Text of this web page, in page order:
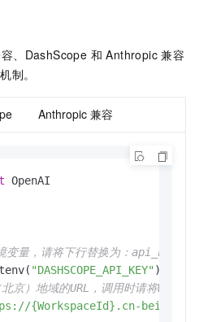
、DashScope 和 Anthropic 兼容
制。
Anthropic 兼容
变量，请将下行替换为：
"DASHSCOPE_API_KEY" ),
京）地域的URL，调用时请将
{WorkspaceId}.cn-